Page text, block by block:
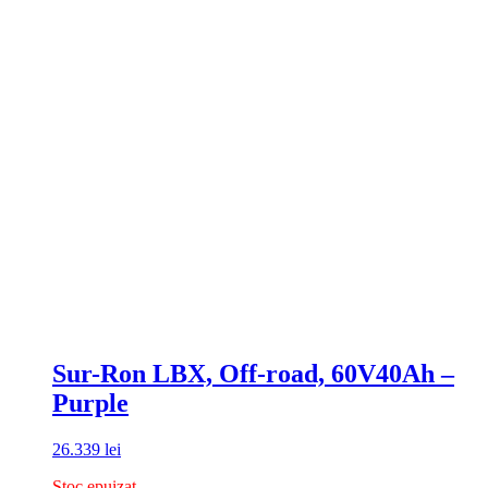
Sur-Ron LBX, Off-road, 60V40Ah –
Purple
26.339 lei